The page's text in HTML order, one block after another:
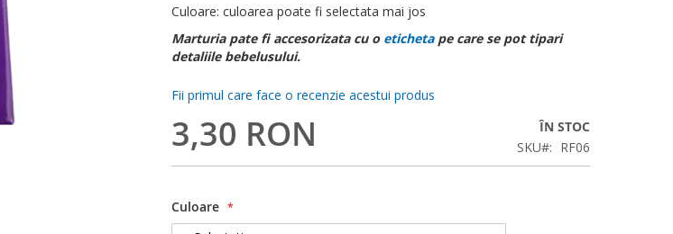
Culoare: culoarea poate fi selectata mai jos
Marturia pate fi accesorizata cu o eticheta pe care se pot tipari
detaliile bebelusului.
Fii primul care face o recenzie acestui produs
3,30 RON
ÎN STOC
SKU
RF06
Culoare